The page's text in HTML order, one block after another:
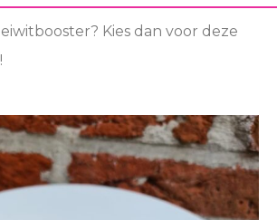
Kies dan voor deze